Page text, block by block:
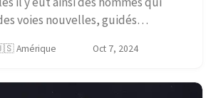
voies nouvelles, guidés
Sans aller jusqu’à encens...
Amérique Oct 7, 2024